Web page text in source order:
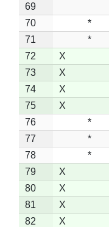
69
70
*
71
*
72
X
73
X
74
X
75
X
76
*
77
*
78
*
79
X
80
X
81
X
82
X